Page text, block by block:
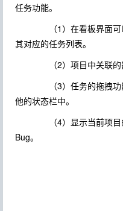
任务功能。
（1）在看板界面可以
其对应的任务列表。
（2）项目中关联的需
（3）任务的拖拽功能
他的状态栏中。
（4）显示当前项目的
Bug。